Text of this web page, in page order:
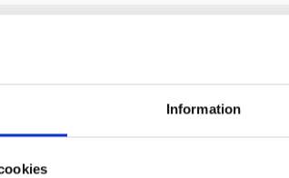
Information